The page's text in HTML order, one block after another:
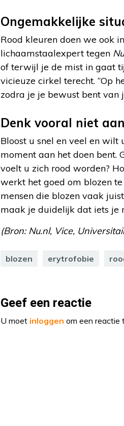
Ongemakkelijke
Rood kleuren doen we ook
lichaamstaalexpert tegen
of terwijl je de mist in gaat
vicieuze cirkel terecht. “Op
zodra je je bewust bent van
Denk vooral niet
Bloost u snel en veel en
moment aan het doen bent.
voelt u zich rood worden?
werkt het goed om blozen
mensen die blozen vaak
maak je duidelijk dat iets je
(Bron: Nu.nl, Vice,
blozen erytrofobie
Geef een reactie
U moet inloggen om een reactie